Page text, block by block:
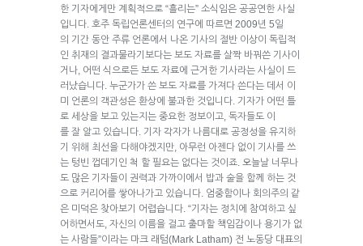
한 기자에게만 계획적으로 “흘리는” 소식임은 공공연한 사실
입니다. 호주 독립언론센터의 연구에 따르면 2009년 5일
의 기간 동안 주류 언론에서 나온 기사의 절반 이상이 독립적
인 취재의 결과물라기보다는 보도 자료를 살짝 바꿔쓴 기사이
거나, 어떤 식으로든 보도 자료에 근거한 기사라는 사실이 드
러났습니다. 누군가가 쓴 보도 자료를 가져다 쓴다는 데서 이
미 언론의 객관성은 환상에 불과한 것입니다. 기자가 어떤 틀
로 세상을 보고 있는지는 중요한 정보이고, 독자들도 이
를 잘 알고 있습니다. 기자 각자가 나름대로 공정성을 유지하
기 위해 최선을 다해야겠지만, 아무런 아젠다 없이 기사를 쓰
는 텅빈 껍데기인 척 할 필요는 없다는 것이죠. 오늘날 너무나
도 많은 기자들이 권력과 가까이에서 밥과 술을 함께 하는 것
으로 커리어를 쌓아나가고 있습니다. 엄중함이나 회의주의 같
은 미덕은 찾아보기 어렵습니다. “기자는 정치에 참여하고 싶
어하면서도, 자신의 이름을 걸고 출마할 책임감이나 용기가 없
는 사람들”이라는 마크 래텀(Mark Latham) 전 노동당 대표의